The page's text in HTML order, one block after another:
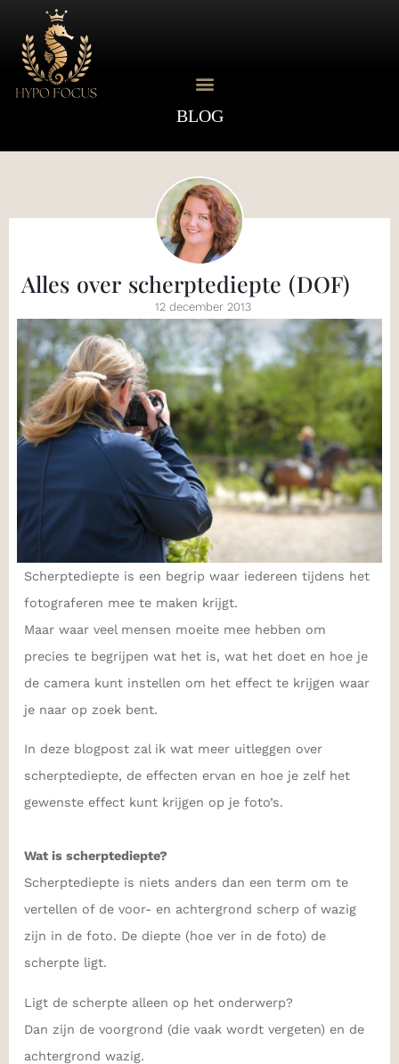
BLOG
Alles over scherptediepte (DOF)
12 december 2013
Scherptediepte is een begrip waar iedereen tijdens het
fotograferen mee te maken krijgt.
Maar waar veel mensen moeite mee hebben om
precies te begrijpen wat het is, wat het doet en hoe je
de camera kunt instellen om het effect te krijgen waar
je naar op zoek bent.
In deze blogpost zal ik wat meer uitleggen over
scherptediepte, de effecten ervan en hoe je zelf het
gewenste effect kunt krijgen op je foto’s.
Wat is scherptediepte?
Scherptediepte is niets anders dan een term om te
vertellen of de voor- en achtergrond scherp of wazig
zijn in de foto. De diepte (hoe ver in de foto) de
scherpte ligt.
Ligt de scherpte alleen op het onderwerp?
Dan zijn de voorgrond (die vaak wordt vergeten) en de
achtergrond wazig.